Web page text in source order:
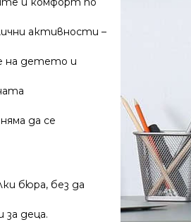
активности –
на детето и
да се
бюра, без да
деца.